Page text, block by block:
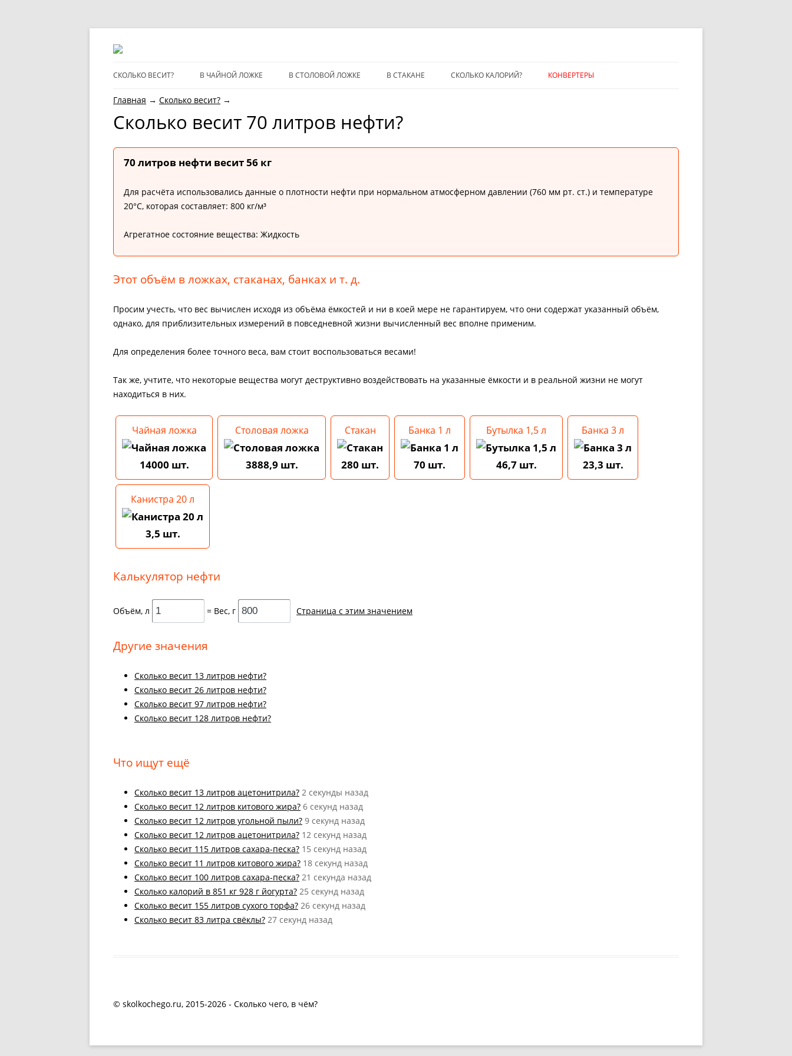
CКОЛЬКО ВЕСИТ? В ЧАЙНОЙ ЛОЖКЕ В СТОЛОВОЙ ЛОЖКЕ В СТАКАНЕ СКОЛЬКО КАЛОРИЙ? КОНВЕРТЕРЫ
Главная → Сколько весит? →
Cколько весит 70 литров нефти?
70 литров нефти весит 56 кг
Для расчёта использовались данные о плотности нефти при нормальном атмосферном давлении (760 мм рт. ст.) и температуре
20°C, которая составляет: 800 кг/м³
Агрегатное состояние вещества: Жидкость
Этот объём в ложках, стаканах, банках и т. д.
Просим учесть, что вес вычислен исходя из объёма ёмкостей и ни в коей мере не гарантируем, что они содержат указанный объём,
однако, для приблизительных измерений в повседневной жизни вычисленный вес вполне применим.
Для определения более точного веса, вам стоит воспользоваться весами!
Так же, учтите, что некоторые вещества могут деструктивно воздействовать на указанные ёмкости и в реальной жизни не могут
находиться в них.
Чайная ложка
14000 шт.
Столовая ложка
3888,9 шт.
Стакан
280 шт.
Банка 1 л
70 шт.
Бутылка 1,5 л
46,7 шт.
Банка 3 л
23,3 шт.
Канистра 20 л
3,5 шт.
Калькулятор нефти
Объём, л = Вес, г Страница с этим значением
Другие значения
Cколько весит 13 литров нефти?
Cколько весит 26 литров нефти?
Cколько весит 97 литров нефти?
Cколько весит 128 литров нефти?
Что ищут ещё
Cколько весит 13 литров ацетонитрила? 2 секунды назад
Cколько весит 12 литров китового жира? 6 секунд назад
Cколько весит 12 литров угольной пыли? 9 секунд назад
Cколько весит 12 литров ацетонитрила? 12 секунд назад
Cколько весит 115 литров сахара-песка? 15 секунд назад
Cколько весит 11 литров китового жира? 18 секунд назад
Cколько весит 100 литров сахара-песка? 21 секунда назад
Cколько калорий в 851 кг 928 г йогурта? 25 секунд назад
Cколько весит 155 литров сухого торфа? 26 секунд назад
Cколько весит 83 литра свёклы? 27 секунд назад
© skolkochego.ru, 2015-2026 - Сколько чего, в чём?